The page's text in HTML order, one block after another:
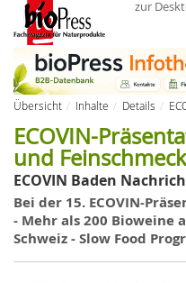
zur
Übersicht Inhalte Details
ECOVIN-
und
ECOVIN Baden
Bei der 15. ECOVIN-
- Mehr als 200 Bioweine
Schweiz - Slow Food